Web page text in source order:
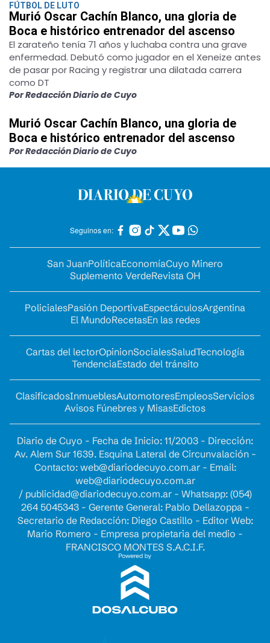
FÚTBOL DE LUTO
Murió Oscar Cachín Blanco, una gloria de
Boca e histórico entrenador del ascenso
El zarateño tenía 71 años y luchaba contra una grave
enfermedad. Debutó como jugador en el Xeneize antes
de pasar por Racing y registrar una dilatada carrera
como DT
Por Redacción Diario de Cuyo
Murió Oscar Cachín Blanco, una gloria de
Boca e histórico entrenador del ascenso
Por Redacción Diario de Cuyo
Seguinos en:
San JuanPolíticaEconomíaCuyo Minero
Suplemento VerdeRevista OH
PolicialesPasión DeportivaEspectáculosArgentina
El MundoRecetasEn las redes
Cartas del lectorOpinionSocialesSaludTecnología
TendenciaEstado del tránsito
ClasificadosInmueblesAutomotoresEmpleosServicios
Avisos Fúnebres y MisasEdictos
Diario de Cuyo - Fecha de Inicio: 11/2003 - Dirección:
Av. Alem Sur 1639. Esquina Lateral de Circunvalación -
Contacto: web@diariodecuyo.com.ar- Email:
web@diariodecuyo.com.ar
/ publicidad@diariodecuyo.com.ar- Whatsapp: (054)
264 5045343 - Gerente General: Pablo Dellazoppa -
Secretario de Redacción: Diego Castillo - Editor Web:
Mario Romero - Empresa propietaria del medio -
FRANCISCO MONTES S.A.C.I.F.